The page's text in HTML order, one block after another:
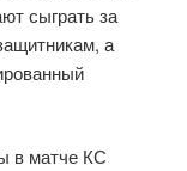
сыграть за
а
в матче КС